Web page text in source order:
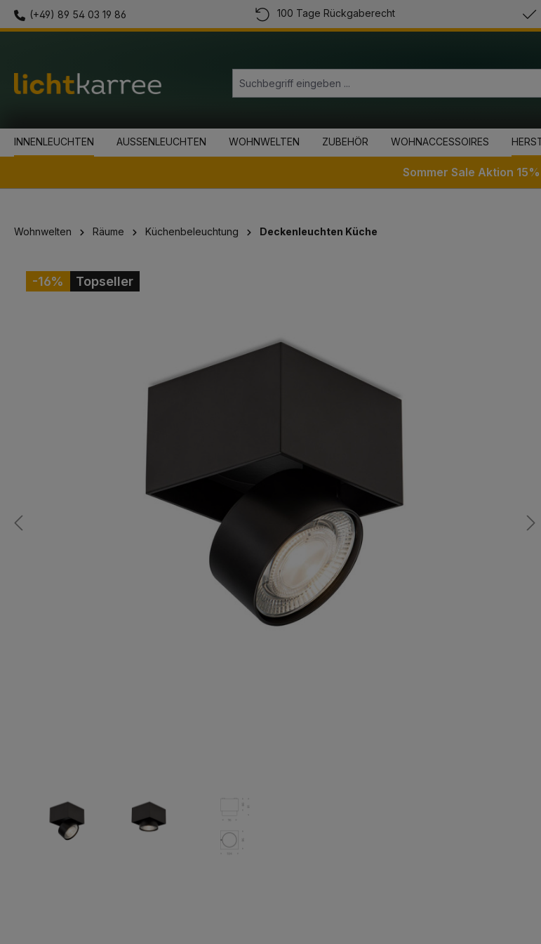
Zur Hauptnavigation springen
(+49) 89 54 03 19 86 100 Tage Rückgaberecht
INNENLEUCHTEN
AUSSENLEUCHTEN WOHNWELTEN ZUBEHÖR WOHNACCESSOIRES
Sommer Sale Aktion 15%
Wohnwelten Räume Küchenbeleuchtung Deckenleuchten Küche
Bildergalerie überspringen
-16% Topseller